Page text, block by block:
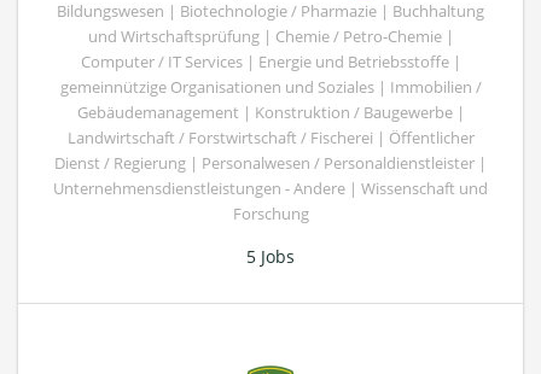
Bildungswesen | Biotechnologie / Pharmazie | Buchhaltung
und Wirtschaftsprüfung | Chemie / Petro-Chemie |
Computer / IT Services | Energie und Betriebsstoffe |
gemeinnützige Organisationen und Soziales | Immobilien /
Gebäudemanagement | Konstruktion / Baugewerbe |
Landwirtschaft / Forstwirtschaft / Fischerei | Öffentlicher
Dienst / Regierung | Personalwesen / Personaldienstleister |
Unternehmensdienstleistungen - Andere | Wissenschaft und
Forschung
5 Jobs